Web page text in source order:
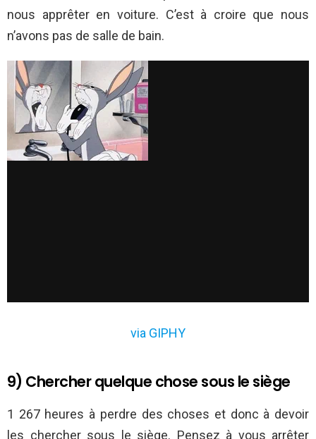
nous apprêter en voiture. C’est à croire que nous
n’avons pas de salle de bain.
via GIPHY
9) Chercher quelque chose sous le siège
1 267 heures à perdre des choses et donc à devoir
les chercher sous le siège. Pensez à vous arrêter